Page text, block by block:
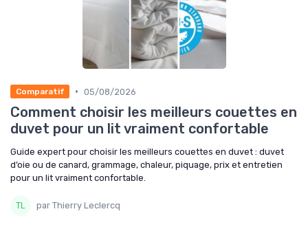
Comparatif • 05/08/2026
Comment choisir les meilleurs couettes en
duvet pour un lit vraiment confortable
Guide expert pour choisir les meilleurs couettes en duvet : duvet
d’oie ou de canard, grammage, chaleur, piquage, prix et entretien
pour un lit vraiment confortable.
par Thierry Leclercq